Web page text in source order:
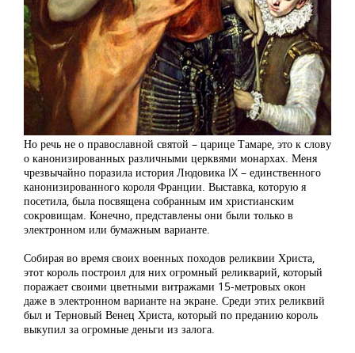
Но речь не о православной святой – царице Тамаре, это к слову
о канонизированных различными церквями монархах. Меня
чрезвычайно поразила история Людовика IX – единственного
канонизированного короля Франции. Выставка, которую я
посетила, была посвящена собранным им христианским
сокровищам. Конечно, представлены они были только в
электронном или бумажным варианте.
Собирая во время своих военных походов реликвии Христа,
этот король построил для них огромный реликварий, который
поражает своими цветными витражами 15-метровых окон
даже в электронном варианте на экране. Среди этих реликвий
был и Терновый Венец Христа, который по преданию король
выкупил за огромные деньги из залога.